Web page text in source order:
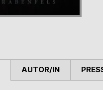
AUTOR/IN